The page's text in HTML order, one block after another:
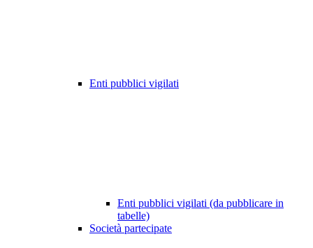
Enti pubblici vigilati
Enti pubblici vigilati (da pubblicare in
tabelle)
Società partecipate